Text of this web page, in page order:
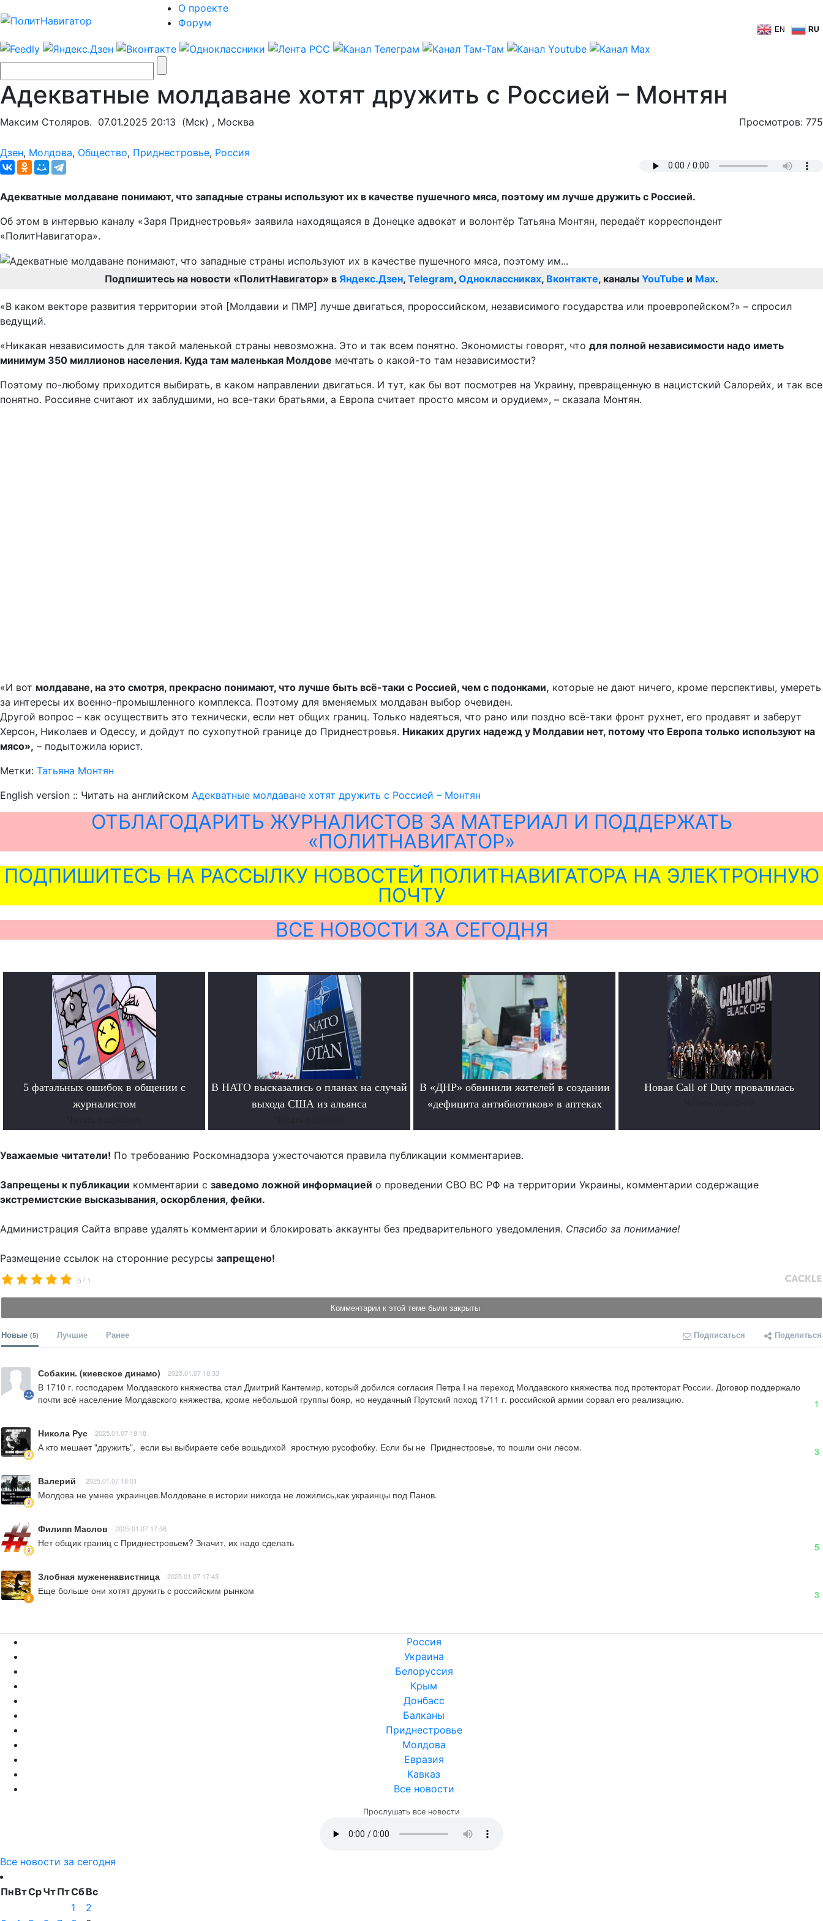
О проекте
Форум
EN RU
Адекватные молдаване хотят дружить с Россией – Монтян
Максим Столяров. 07.01.2025 20:13 (Мск) , Москва Просмотров: 775
Дзен, Молдова, Общество, Приднестровье, Россия
Адекватные молдаване понимают, что западные страны используют их в качестве пушечного мяса, поэтому им лучше дружить с Россией.
Об этом в интервью каналу «Заря Приднестровья» заявила находящаяся в Донецке адвокат и волонтёр Татьяна Монтян, передаёт корреспондент
«ПолитНавигатора».
Подпишитесь на новости «ПолитНавигатор» в Яндекс.Дзен, Telegram, Одноклассниках, Вконтакте, каналы YouTube и Max.
«В каком векторе развития территории этой [Молдавии и ПМР] лучше двигаться, пророссийском, независимого государства или проевропейском?» – спросил
ведущий.
«Никакая независимость для такой маленькой страны невозможна. Это и так всем понятно. Экономисты говорят, что для полной независимости надо иметь
минимум 350 миллионов населения. Куда там маленькая Молдове мечтать о какой-то там независимости?
Поэтому по-любому приходится выбирать, в каком направлении двигаться. И тут, как бы вот посмотрев на Украину, превращенную в нацистский Салорейх, и так все
понятно. Россияне считают их заблудшими, но все-таки братьями, а Европа считает просто мясом и орудием», – сказала Монтян.
«И вот молдаване, на это смотря, прекрасно понимают, что лучше быть всё-таки с Россией, чем с подонками, которые не дают ничего, кроме перспективы, умереть
за интересы их военно-промышленного комплекса. Поэтому для вменяемых молдаван выбор очевиден.
Другой вопрос – как осуществить это технически, если нет общих границ. Только надеяться, что рано или поздно всё-таки фронт рухнет, его продавят и заберут
Херсон, Николаев и Одессу, и дойдут по сухопутной границе до Приднестровья. Никаких других надежд у Молдавии нет, потому что Европа только используют на
мясо», – подытожила юрист.
Метки: Татьяна Монтян
English version :: Читать на английском Адекватные молдаване хотят дружить с Россией – Монтян
ОТБЛАГОДАРИТЬ ЖУРНАЛИСТОВ ЗА МАТЕРИАЛ И ПОДДЕРЖАТЬ
«ПОЛИТНАВИГАТОР»
ПОДПИШИТЕСЬ НА РАССЫЛКУ НОВОСТЕЙ ПОЛИТНАВИГАТОРА НА ЭЛЕКТРОННУЮ
ПОЧТУ
ВСЕ НОВОСТИ ЗА СЕГОДНЯ
5 фатальных ошибок в общении с
журналистом
В НАТО высказались о планах на случай
выхода США из альянса
В «ДНР» обвинили жителей в создании
«дефицита антибиотиков» в аптеках
Новая Call of Duty провалилась
Уважаемые читатели! По требованию Роскомнадзора ужесточаются правила публикации комментариев.
Запрещены к публикации комментарии с заведомо ложной информацией о проведении СВО ВС РФ на территории Украины, комментарии содержащие
экстремистские высказывания, оскорбления, фейки.
Администрация Сайта вправе удалять комментарии и блокировать аккаунты без предварительного уведомления. Спасибо за понимание!
Размещение ссылок на сторонние ресурсы запрещено!
5 / 1
Комментарии к этой теме были закрыты
Новые (5) Лучшие Ранее Подписаться Поделиться
Собакин. (киевское динамо) 2025.01.07 18:33
В 1710 г. господарем Молдавского княжества стал Дмитрий Кантемир, который добился согласия Петра I на переход Молдавского княжества под протекторат России. Договор поддержало
почти всё население Молдавского княжества, кроме небольшой группы бояр, но неудачный Прутский поход 1711 г. российской армии сорвал его реализацию.
1
Никола Рус 2025.01.07 18:18
А кто мешает "дружить",  если вы выбираете себе вошьдихой  яростную русофобку. Если бы не  Приднестровье, то пошли они лесом. 3
Валерий 2025.01.07 18:01
Молдова не умнее украинцев.Молдоване в истории никогда не ложились,как украинцы под Панов.
Филипп Маслов 2025.01.07 17:56
Нет общих границ с Приднестровьем? Значит, их надо сделать 5
Злобная мужененавистница 2025.01.07 17:43
Еще больше они хотят дружить с российским рынком 3
Россия
Украина
Белоруссия
Крым
Донбасс
Балканы
Приднестровье
Молдова
Евразия
Кавказ
Все новости
Прослушать все новости
Все новости за сегодня
ПнВтСрЧтПтСбВс
1
2